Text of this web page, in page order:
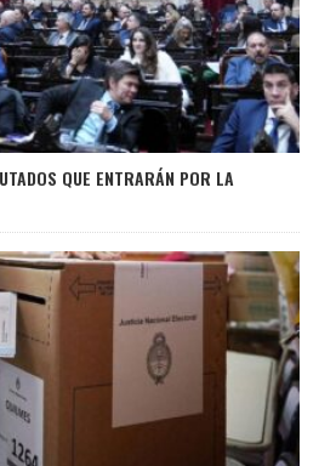
QUE ENTRARÁN POR LA